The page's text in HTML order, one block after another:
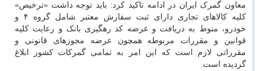
معاون گمرک ایران در ادامه تاکید کرد: باید توجه داشت «ترخیص»
کلیه کالاهای تجاری دارای ثبت سفارش معتبر شامل گروه ۴ و
خودرو، منوط به دریافت و عرضه کد رهگیری بانک و رعایت کلیه
قوانین و مقررات مربوطه همچون عرضه مجوزهای قانونی و
مقرراتی لازم است که این امر به تمامی گمرکات کشور ابلاغ
گردیده است.